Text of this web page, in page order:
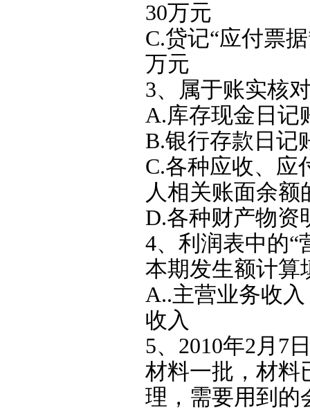
30万元
C.贷记“应付票
万元
3、属于账实核
A.库存现金日记
B.银行存款日记
C.各种应收、应
人相关账面余额
D.各种财产物资
4、利润表中的
本期发生额计算
A..主营业务收
收入
5、2010年2月7
材料一批，材料
理，需要用到的